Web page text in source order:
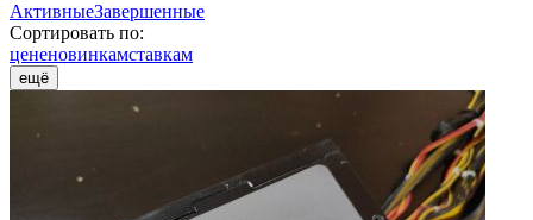
АктивныеЗавершенные
Сортировать по:
цененовинкамставкам
ещё